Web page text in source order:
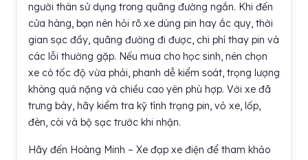
người thân sử dụng trong quãng đường ngắn. Khi đến
cửa hàng, bạn nên hỏi rõ xe dùng pin hay ắc quy, thời
gian sạc đầy, quãng đường đi được, chi phí thay pin và
các lỗi thường gặp. Nếu mua cho học sinh, nên chọn
xe có tốc độ vừa phải, phanh dễ kiểm soát, trọng lượng
không quá nặng và chiều cao yên phù hợp. Với xe đã
trưng bày, hãy kiểm tra kỹ tình trạng pin, vỏ xe, lốp,
đèn, còi và bộ sạc trước khi nhận.
Hãy đến Hoàng Minh – Xe đạp xe điện để tham khảo